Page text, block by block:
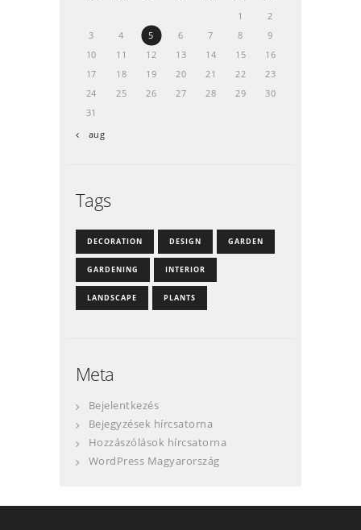
1
2
3
4 5 6 7 8
9
10
11 12 13 14 15
16
17
18 19 20 21 22
23
24
25 26 27 28 29
30
31
« aug
Tags
DECORATION DESIGN GARDEN
GARDENING INTERIOR
LANDSCAPE PLANTS
Meta
Bejelentkezés
Bejegyzések hírcsatorna
Hozzászólások hírcsatorna
WordPress Magyarország